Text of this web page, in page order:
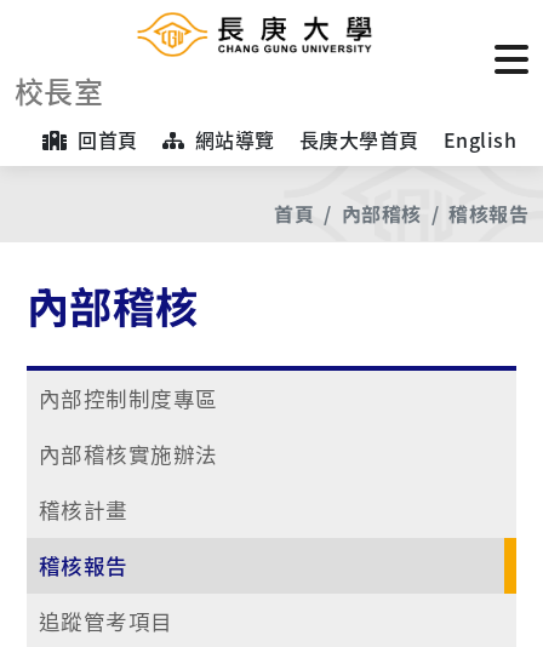
校長室
回首頁 網站導覽 長庚大學首頁 English
首頁 內部稽核 稽核報告
內部稽核
內部控制制度專區
內部稽核實施辦法
稽核計畫
稽核報告
追蹤管考項目